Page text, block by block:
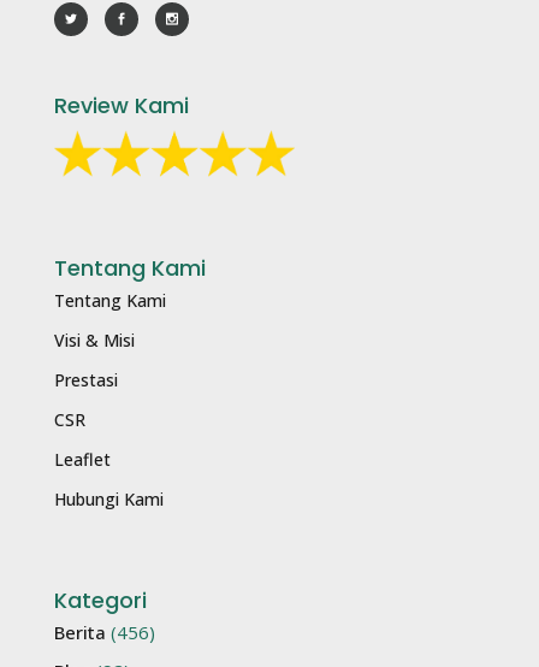
Review Kami
Tentang Kami
Tentang Kami
Visi & Misi
Prestasi
CSR
Leaflet
Hubungi Kami
Kategori
Berita (456)